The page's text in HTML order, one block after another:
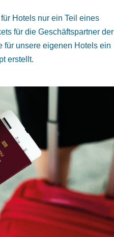
Hotels nur ein Teil eines
für die Geschäftspartner der
für unsere eigenen Hotels ein
erstellt.